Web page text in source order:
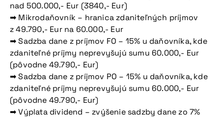
nad 500.000,- Eur (3840,- Eur)
➡ Mikrodaňovník – hranica zdaniteľných príjmov
z 49.790,- Eur na 60.000,- Eur
➡ Sadzba dane z príjmov FO – 15% u daňovníka, kde
zdaniteľné príjmy neprevyšujú sumu 60.000,- Eur
(pôvodne 49.790,- Eur)
➡ Sadzba dane z príjmov PO – 15% u daňovníka, kde
zdaniteľné príjmy neprevyšujú sumu 60.000,- Eur
(pôvodne 49.790,- Eur)
➡ Výplata dividend – zvýšenie sadzby dane zo 7%